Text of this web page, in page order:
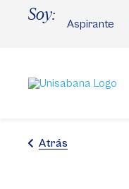
Soy:
Aspirante
Atrás